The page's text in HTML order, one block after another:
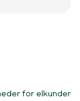
for elkunder